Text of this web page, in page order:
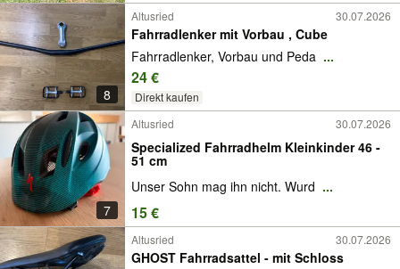
8
Altusried 30.07.2026
Fahrradlenker mit Vorbau , Cube
Fahrradlenker, Vorbau und Peda ...
24 €
Direkt kaufen
7
Altusried 30.07.2026
Specialized Fahrradhelm Kleinkinder 46 -
51 cm
Unser Sohn mag ihn nicht. Wurd ...
15 €
Altusried 30.07.2026
GHOST Fahrradsattel - mit Schloss